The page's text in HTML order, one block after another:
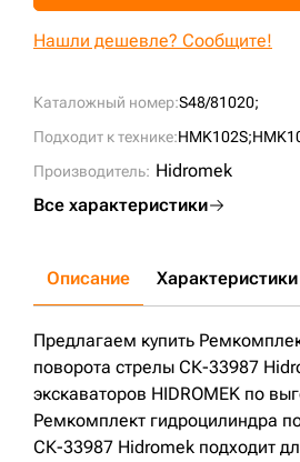
Каталожный номер:S48/81020;
Подходит к технике:HMK102S;
Производитель: Hidromek
Все характеристики
Нашли дешевле? Сообщите!
Описание Характеристики
Предлагаем купить
поворота стрелы СК-33987
экскаваторов HIDROMEK по
Ремкомплект гидроцилиндра
СК-33987 Hidromek подходит